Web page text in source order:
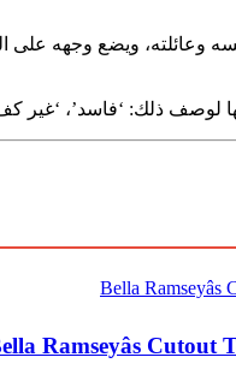
وعائلته، ويضع وجهه
لوصف ذلك: ‘فاسد’، ‘غير
Ramseyâs